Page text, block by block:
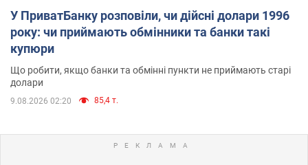
У ПриватБанку розповіли, чи дійсні долари 1996
року: чи приймають обмінники та банки такі
купюри
Що робити, якщо банки та обмінні пункти не приймають старі
долари
9.08.2026 02:20 85,4 т.